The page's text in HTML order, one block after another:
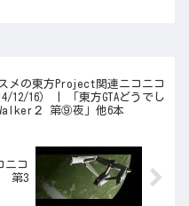
メの東方Project関連ニコニコ
12/16） | 「東方GTAどうでし
２ 第⑨夜」他6本
ニコ
第3